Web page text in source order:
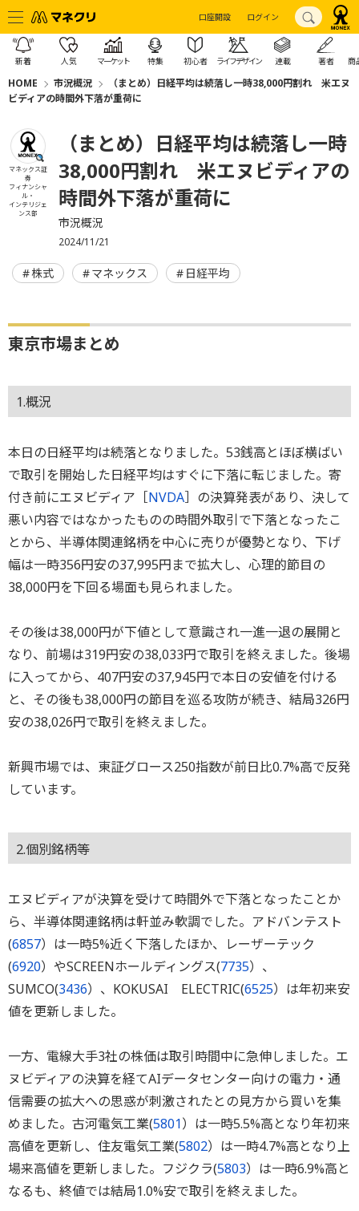
口座開設 ログイン
新着 人気 マーケット 特集 初心者 ライフデザイン 連載 著者 商
HOME 市況概況
（まとめ）日経平均は続落し一時38,000円割れ 米エヌ
ビディアの時間外下落が重荷に
マネックス証
券
フィナンシャ
ル・
インテリジェ
ンス部
（まとめ）日経平均は続落し一時
38,000円割れ 米エヌビディアの
時間外下落が重荷に
市況概況
2024/11/21
株式 マネックス 日経平均
東京市場まとめ
1.概況
本日の日経平均は続落となりました。53銭高とほぼ横ばい
で取引を開始した日経平均はすぐに下落に転じました。寄
付き前にエヌビディア［NVDA］の決算発表があり、決して
悪い内容ではなかったものの時間外取引で下落となったこ
とから、半導体関連銘柄を中心に売りが優勢となり、下げ
幅は一時356円安の37,995円まで拡大し、心理的節目の
38,000円を下回る場面も見られました。
その後は38,000円が下値として意識され一進一退の展開と
なり、前場は319円安の38,033円で取引を終えました。後場
に入ってから、407円安の37,945円で本日の安値を付ける
と、その後も38,000円の節目を巡る攻防が続き、結局326円
安の38,026円で取引を終えました。
新興市場では、東証グロース250指数が前日比0.7%高で反発
しています。
2.個別銘柄等
エヌビディアが決算を受けて時間外で下落となったことか
ら、半導体関連銘柄は軒並み軟調でした。アドバンテスト
(6857）は一時5%近く下落したほか、レーザーテック
(6920）やSCREENホールディングス(7735）、
SUMCO(3436）、KOKUSAI ELECTRIC(6525）は年初来安
値を更新しました。
一方、電線大手3社の株価は取引時間中に急伸しました。エ
ヌビディアの決算を経てAIデータセンター向けの電力・通
信需要の拡大への思惑が刺激されたとの見方から買いを集
めました。古河電気工業(5801）は一時5.5%高となり年初来
高値を更新し、住友電気工業(5802）は一時4.7%高となり上
場来高値を更新しました。フジクラ(5803）は一時6.9%高と
なるも、終値では結局1.0%安で取引を終えました。